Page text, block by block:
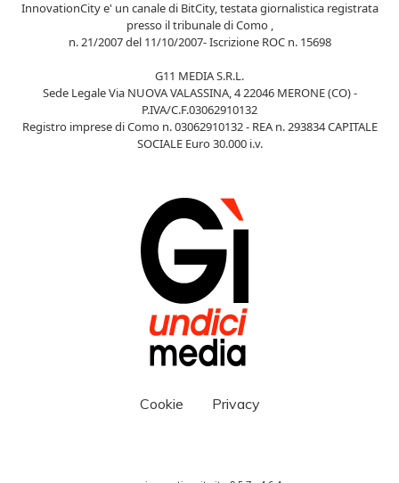
InnovationCity e' un canale di BitCity, testata giornalistica registrata
presso il tribunale di Como ,
n. 21/2007 del 11/10/2007- Iscrizione ROC n. 15698
G11 MEDIA S.R.L.
Sede Legale Via NUOVA VALASSINA, 4 22046 MERONE (CO) -
P.IVA/C.F.03062910132
Registro imprese di Como n. 03062910132 - REA n. 293834 CAPITALE
SOCIALE Euro 30.000 i.v.
Cookie Privacy